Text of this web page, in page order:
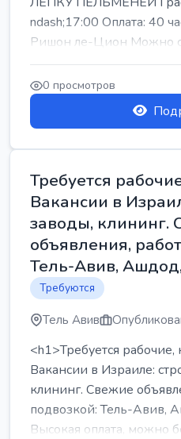
ndash;17:00 Оплата: 40
Ришон ле-Цион Можно
0 просмотров
Требуется
Вакансии в
заводы, клининг.
объявления,
Тель-Авив,
Требуются
Тель Авив
<h1>Требуется
Вакансии в Израиле:
клининг. Свежие
подвозкой: Тель-Авив,
Высокая оплата, можно